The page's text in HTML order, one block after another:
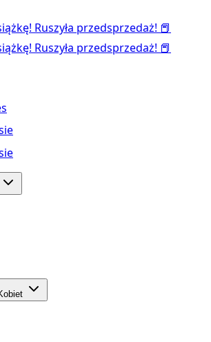
Ruszyła przedsprzedaż! 📕
Ruszyła przedsprzedaż! 📕